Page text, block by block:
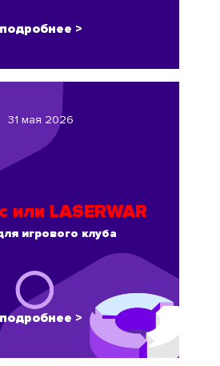
подробнее >
31 мая 2026
или LASERWAR
игрового клуба
подробнее >